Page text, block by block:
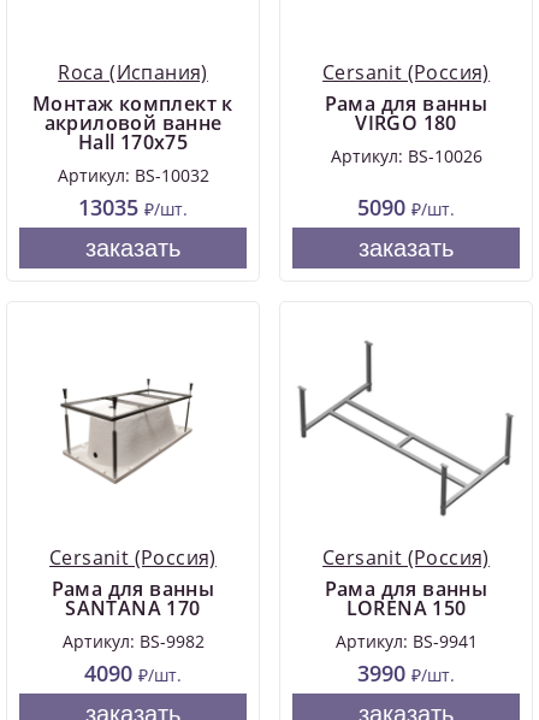
Roca (Испания)
Монтаж комплект к
акриловой ванне
Hall 170х75
Артикул: BS-10032
13035 ₽/шт.
заказать
Cersanit (Россия)
Рама для ванны
VIRGO 180
Артикул: BS-10026
5090 ₽/шт.
заказать
Cersanit (Россия)
Рама для ванны
SANTANA 170
Артикул: BS-9982
4090 ₽/шт.
заказать
Cersanit (Россия)
Рама для ванны
LORENA 150
Артикул: BS-9941
3990 ₽/шт.
заказать